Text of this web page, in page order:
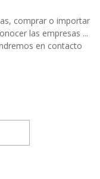
comprar o importar
las empresas ...
en contacto